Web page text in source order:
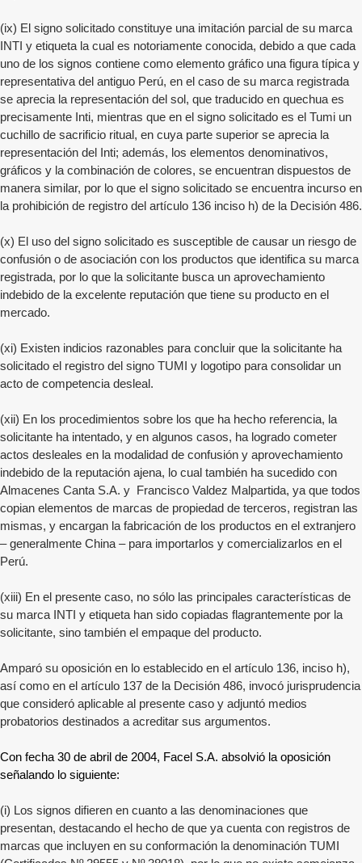
(ix) El signo solicitado constituye una imitación parcial de su marca
INTI y etiqueta la cual es notoriamente conocida, debido a que cada
uno de los signos contiene como elemento gráfico una figura típica y
representativa del antiguo Perú, en el caso de su marca registrada
se aprecia la representación del sol, que traducido en quechua es
precisamente Inti, mientras que en el signo solicitado es el Tumi un
cuchillo de sacrificio ritual, en cuya parte superior se aprecia la
representación del Inti; además, los elementos denominativos,
gráficos y la combinación de colores, se encuentran dispuestos de
manera similar, por lo que el signo solicitado se encuentra incurso en
la prohibición de registro del artículo 136 inciso h) de la Decisión 486.
(x) El uso del signo solicitado es susceptible de causar un riesgo de
confusión o de asociación con los productos que identifica su marca
registrada, por lo que la solicitante busca un aprovechamiento
indebido de la excelente reputación que tiene su producto en el
mercado.
(xi) Existen indicios razonables para concluir que la solicitante ha
solicitado el registro del signo TUMI y logotipo para consolidar un
acto de competencia desleal.
(xii) En los procedimientos sobre los que ha hecho referencia, la
solicitante ha intentado, y en algunos casos, ha logrado cometer
actos desleales en la modalidad de confusión y aprovechamiento
indebido de la reputación ajena, lo cual también ha sucedido con
Almacenes Canta S.A. y Francisco Valdez Malpartida, ya que todos
copian elementos de marcas de propiedad de terceros, registran las
mismas, y encargan la fabricación de los productos en el extranjero
– generalmente China – para importarlos y comercializarlos en el
Perú.
(xiii) En el presente caso, no sólo las principales características de
su marca INTI y etiqueta han sido copiadas flagrantemente por la
solicitante, sino también el empaque del producto.
Amparó su oposición en lo establecido en el artículo 136, inciso h),
así como en el artículo 137 de la Decisión 486, invocó jurisprudencia
que consideró aplicable al presente caso y adjuntó medios
probatorios destinados a acreditar sus argumentos.
Con fecha 30 de abril de 2004, Facel S.A. absolvió la oposición
señalando lo siguiente:
(i) Los signos difieren en cuanto a las denominaciones que
presentan, destacando el hecho de que ya cuenta con registros de
marcas que incluyen en su conformación la denominación TUMI